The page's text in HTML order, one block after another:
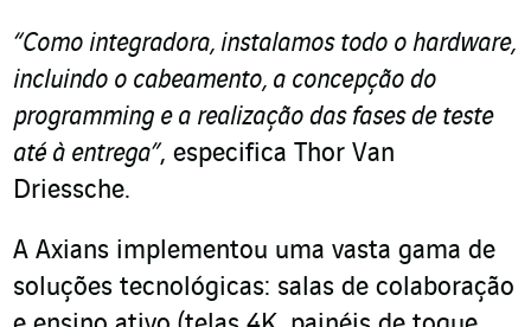
“Como integradora, instalamos todo o hardware,
incluindo o cabeamento, a concepção do
programming e a realização das fases de teste
até à entrega”, especifica Thor Van
Driessche.
A Axians implementou uma vasta gama de
soluções tecnológicas: salas de colaboração